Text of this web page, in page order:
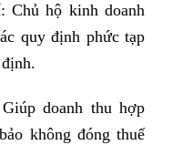
Chủ hộ kinh doanh
quy định phức tạp
doanh thu hợp
không đóng thuế